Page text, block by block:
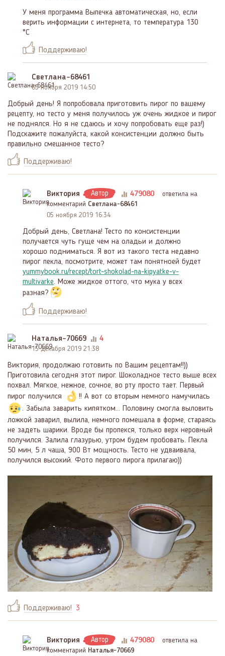
У меня программа Выпечка автоматическая, но, если
верить информации с интернета, то температура 130
°C
Поддерживаю!
Светлана-68461
05 ноября 2019 14:50
Добрый день! Я попробовала приготовить пирог по вашему
рецепту, но тесто у меня получилось уж очень жидкое и пирог
не поднялся. Но я не сдаюсь и хочу попробовать еще раз!)
Подскажите пожалуйста, какой консистенции должно быть
правильно смешанное тесто?
Поддерживаю!
Виктория Автор 479080
ответила на
комментарий Светлана-68461
05 ноября 2019 16:34
Добрый день, Светлана! Тесто по консистенции
получается чуть гуще чем на оладьи и должно
хорошо подниматься. Я вот из такого теста недавно
пирог пекла, посмотрите, может там понятноей будет
yummybook.ru/recept/tort-shokolad-na-kipyatke-v-
multivarke. Може жидкое оттого, что мука у всех
разная?
Поддерживаю!
Наталья-70669 4
15 декабря 2019 21:38
Виктория, продолжаю готовить по Вашим рецептам!!))
Приготовила сегодня этот пирог. Шоколадное тесто выше всех
похвал. Мягкое, нежное, сочное, во рту просто тает. Первый
пирог получился
!! А вот со вторым немного намучилась
. Забыла заварить кипятком... Половину смогла выловить
ложкой заварил, вылила, немного помешала в форме, стараясь
не задеть шарики. Вроде бы пропекся, только верх неровный
получился. Залила глазурью, утром будем пробовать. Пекла
50 мин, 5 л чаша, 900 Вт мощность. Тесто не удваивала,
получился высокий. Фото первого пирога прилагаю))
Поддерживаю! 3
Виктория Автор 479080
ответила на
комментарий Наталья-70669